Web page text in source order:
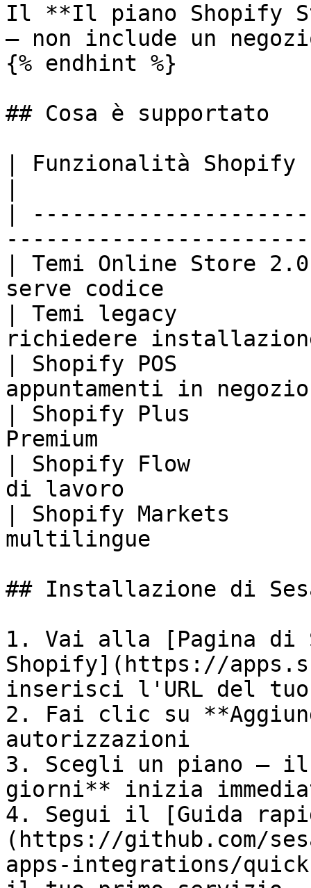
Il **Il piano Shopify
— non include un
{% endhint %}
## Cosa è supportato
| Funzionalità Shopify
|
| Temi Online Store
serve codice
| Temi legacy
richiedere
| Shopify POS
appuntamenti in
| Shopify Plus
Premium
| Shopify Flow
di lavoro
| Shopify Markets
multilingue
## Installazione di
1. Vai alla [Pagina di
Shopify](https://
inserisci l'URL del tuo
2. Fai clic su
autorizzazioni
3. Scegli un piano —
giorni** inizia
4. Segui il [Guida
(https://github.com/
apps-integrations/